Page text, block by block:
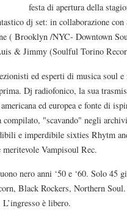
festa di apertura della
dj set: in collaborazione
( Brooklyn /NYC- Downtown
& Jimmy (Soulful Torino
ed esperti di musica soul e
Dj radiofonico, la sua
ed europea e fonte di
"scavando" negli
e imperdibile sixties Rhytm
Vampisoul Rec.
nero anni ‘50 e ‘60. Solo 45
Black Rockers, Northern
è libero.